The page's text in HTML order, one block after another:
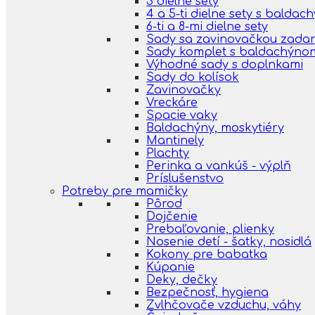
4 a 5-ti dielne sety s
6-ti a 8-mi dielne sety
Sady sa zavinovačkou
Sady komplet s
Výhodné sady s doplnkami
Sady do kolísok
Zavinovačky
Vreckáre
Spacie vaky
Baldachýny, moskytiéry
Mantinely
Plachty
Perinka a vankúš - výplň
Príslušenstvo
Potreby pre mamičky
Pôrod
Dojčenie
Prebaľovanie, plienky
Nosenie detí - šatky, nosidlá
Kokony pre babatka
Kúpanie
Deky, dečky
Bezpečnosť, hygiena
Zvlhčovače vzduchu, váhy